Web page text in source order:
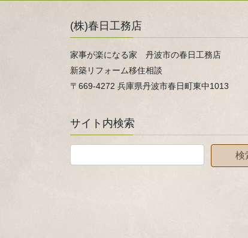
(株)春日工務店
家事が楽になる家 丹波市の春日工務店
新築リフォーム移住相談
〒669-4272 兵庫県丹波市春日町東中1013
サイト内検索